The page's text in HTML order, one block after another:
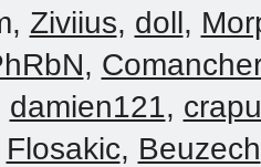
Ziviius, doll,
,
damien121,
Flosakic, Beuzech